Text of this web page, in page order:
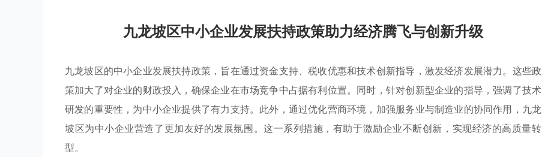
九龙坡区中小企业发展扶持政策助力经济腾飞与创新升级
九龙坡区的中小企业发展扶持政策，旨在通过资金支持、税收优惠和技术创新指导，激发经济发展潜力。这些政
策加大了对企业的财政投入，确保企业在市场竞争中占据有利位置。同时，针对创新型企业的指导，强调了技术
研发的重要性，为中小企业提供了有力支持。此外，通过优化营商环境，加强服务业与制造业的协同作用，九龙
坡区为中小企业营造了更加友好的发展氛围。这一系列措施，有助于激励企业不断创新，实现经济的高质量转
型。